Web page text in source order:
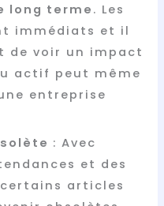
long terme . Les
immédiats et il
de voir un impact
actif peut même
entreprise
: Avec
et des
articles